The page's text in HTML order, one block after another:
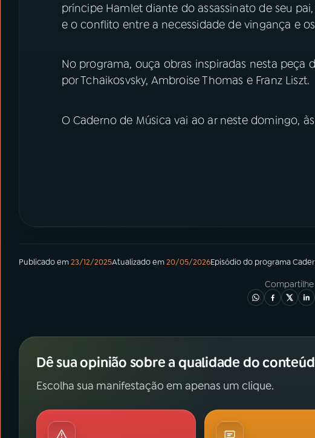
príncipe Hamlet diante do assassinato de seu
e o conflito entre a necessidade de vingança e
No programa, ouça obras inspiradas nesta peça
por Tchaikosvsky, Ambroise Thomas e Franz Liszt.
O Caderno de Música vai ao ar neste domingo, às
Publicado em23/12/2025Atualizado em20/05/2026Episódiodo programa
Compartilhe
Dê sua opinião sobre a qualidade do
Escolha sua manifestação em apenas um clique.